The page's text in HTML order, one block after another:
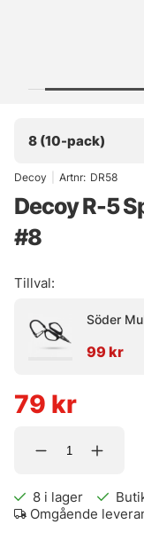
8 (10-pack)
Decoy Artnr: DR58
Decoy R-5
#8
Tillval:
Söder
99 kr
79 kr
8 i lager
Omgående